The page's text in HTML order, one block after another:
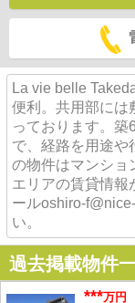
La vie belle
便利。共用部には
っております。
で、経路を用途や
の物件はマンショ
エリアの賃貸情報
ールoshiro-
い。
過去掲載物件
***万円